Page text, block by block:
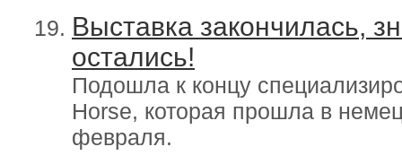
Выставка закончилась,
остались!
Подошла к концу
Horse, которая прошла в
февраля.